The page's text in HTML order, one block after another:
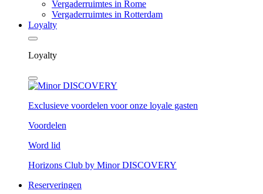
Vergaderruimtes in Rome
Vergaderruimtes in Rotterdam
Loyalty
Loyalty
Exclusieve voordelen voor onze loyale gasten
Voordelen
Word lid
Horizons Club by Minor DISCOVERY
Reserveringen